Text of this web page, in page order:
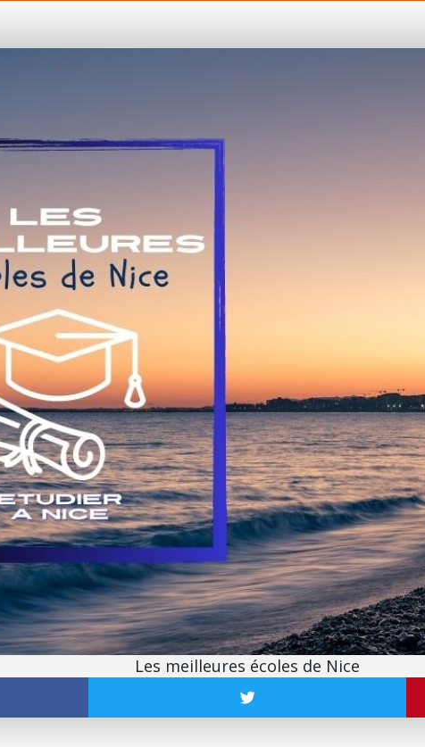
Les meilleures écoles de Nice